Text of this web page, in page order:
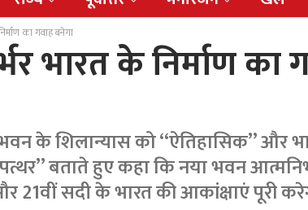
का गवाह बनेगा
भारत के निर्माण का
भवन के शिलान्यास को ‘‘ऐतिहासिक’’ और
बताते हुए कहा कि नया भवन
21वीं सदी के भारत की आकांक्षाएं पूरी